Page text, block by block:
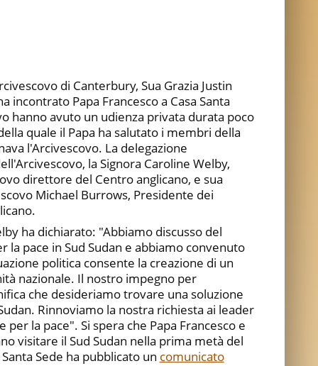
di Canterbury, Sua Grazia Justin
incontrato Papa Francesco a Casa Santa
hanno avuto un udienza privata durata poco
quale il Papa ha salutato i membri della
l'Arcivescovo. La delegazione
la Signora Caroline Welby,
direttore del Centro anglicano, e sua
Michael Burrows, Presidente dei
ha dichiarato: "Abbiamo discusso del
la pace in Sud Sudan e abbiamo convenuto
politica consente la creazione di un
nazionale. Il nostro impegno per
che desideriamo trovare una soluzione
Rinnoviamo la nostra richiesta ai leader
la pace". Si spera che Papa Francesco e
visitare il Sud Sudan nella prima metà del
Sede ha pubblicato un comunicato